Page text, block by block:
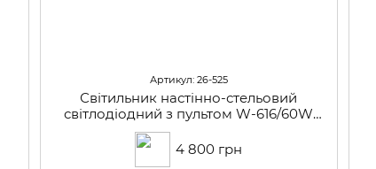
Артикул: 26-525
Світильник настінно-стельовий
світлодіодний з пультом W-616/60W
4 800 грн